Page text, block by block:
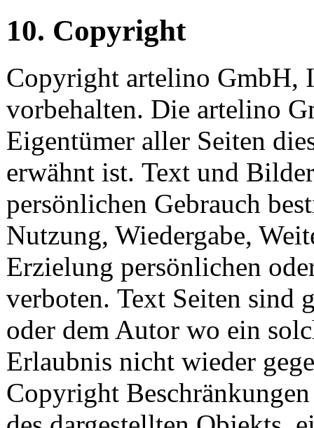
10. Copyright
Copyright artelino GmbH,
vorbehalten. Die artelino
Eigentümer aller Seiten
erwähnt ist. Text und
persönlichen Gebrauch
Nutzung, Wiedergabe,
Erzielung persönlichen
verboten. Text Seiten sind
oder dem Autor wo ein
Erlaubnis nicht wieder
Copyright